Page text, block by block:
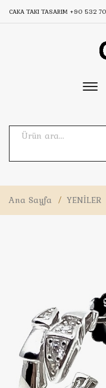
CAKA TAKI TASARIM +90 532
Ana Sayfa / YENİLER